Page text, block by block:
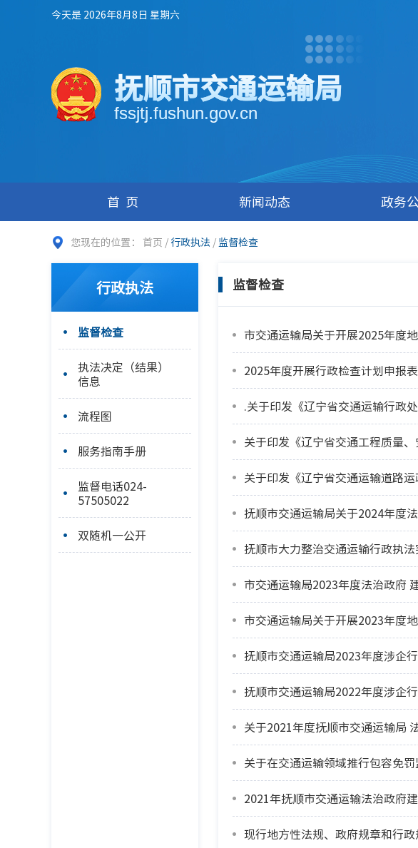
今天是 2026年8月8日 星期六
抚顺市交通运输局
fssjtj.fushun.gov.cn
首页 新闻动态 政务
您现在的位置： 首页 /行政执法 / 监督检查
行政执法
监督检查
执法决定（结果）
信息
流程图
服务指南手册
监督电话024-
57505022
双随机一公开
监督检查
市交通运输局关于开展2025年度
2025年度开展行政检查计划申报表
.关于印发《辽宁省交通运输行政
关于印发《辽宁省交通工程质量
关于印发《辽宁省交通运输道路
抚顺市交通运输局关于2024年度
抚顺市大力整治交通运输行政执
市交通运输局2023年度法治政府
市交通运输局关于开展2023年度
抚顺市交通运输局2023年度涉企
抚顺市交通运输局2022年度涉企
关于2021年度抚顺市交通运输局
关于在交通运输领域推行包容免
2021年抚顺市交通运输法治政府
现行地方性法规、政府规章和行